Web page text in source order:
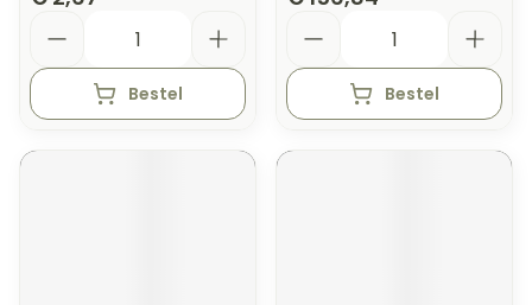
Bestel Bestel